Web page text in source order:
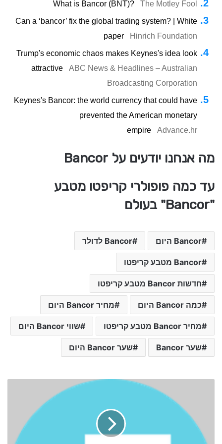
What is Bancor (BNT)? The Motley Fool
Can a ‘bancor’ fix the global trading system? | White
paper
Hinrich Foundation
Trump's economic chaos makes Keynes's idea look
attractive
ABC News & Headlines – Australian
Broadcasting Corporation
Keynes's Bancor: the world currency that could have
prevented the American monetary
empire
Advance.hr
מה אנחנו יודעים על Bancor
עד כמה פופולרי קריפטו מטבע
"Bancor" בעולם
Bancor היום Bancor לדולר
Bancor מטבע קריפטו
חדשות Bancor מטבע קריפטו
כמה Bancor היום מחיר Bancor היום
מחיר Bancor מטבע קריפטו שווי Bancor היום
שער Bancor שער Bancor היום